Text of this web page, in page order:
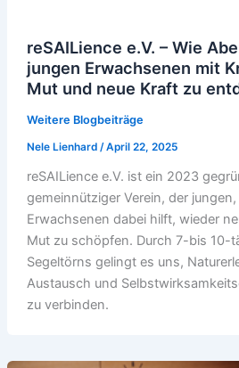
reSAILience e.V. – Wie
jungen Erwachsenen mit
Mut und neue Kraft zu
Weitere Blogbeiträge
Nele Lienhard /April 22, 2025
reSAILience e.V. ist ein 2023
gemeinnütziger Verein, der
Erwachsenen dabei hilft, wieder
Mut zu schöpfen. Durch 7-bis 10-
Segeltörns gelingt es uns,
Austausch und
zu verbinden.